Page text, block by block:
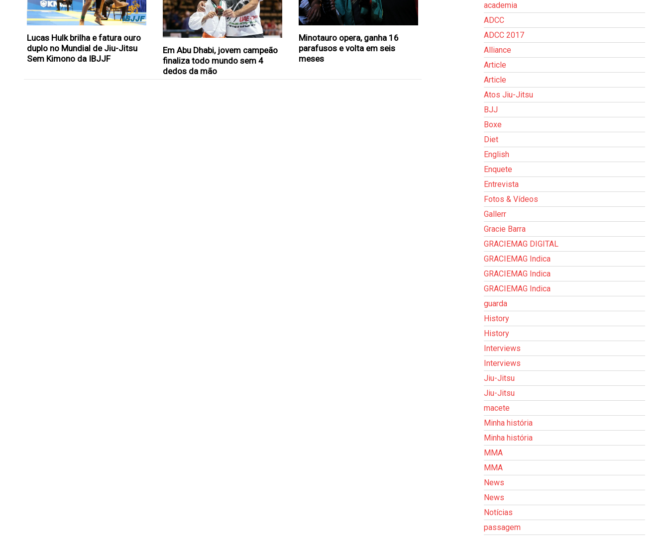
Lucas Hulk brilha e fatura ouro
duplo no Mundial de Jiu-Jitsu
Sem Kimono da IBJJF
Em Abu Dhabi, jovem campeão
finaliza todo mundo sem 4
dedos da mão
Minotauro opera, ganha 16
parafusos e volta em seis
meses
academia
ADCC
ADCC 2017
Alliance
Article
Article
Atos Jiu-Jitsu
BJJ
Boxe
Diet
English
Enquete
Entrevista
Fotos & Vídeos
Gallerr
Gracie Barra
GRACIEMAG DIGITAL
GRACIEMAG Indica
GRACIEMAG Indica
GRACIEMAG Indica
guarda
History
History
Interviews
Interviews
Jiu-Jitsu
Jiu-Jitsu
macete
Minha história
Minha história
MMA
MMA
News
News
Notícias
passagem